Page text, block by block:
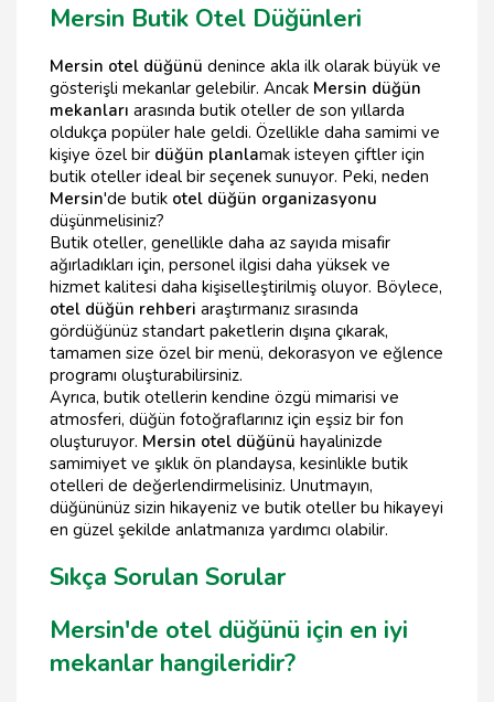
Mersin Butik Otel Düğünleri
Mersin otel düğünü denince akla ilk olarak büyük ve
gösterişli mekanlar gelebilir. Ancak Mersin düğün
mekanları arasında butik oteller de son yıllarda
oldukça popüler hale geldi. Özellikle daha samimi ve
kişiye özel bir düğün planlamak isteyen çiftler için
butik oteller ideal bir seçenek sunuyor. Peki, neden
Mersin'de butik otel düğün organizasyonu
düşünmelisiniz?
Butik oteller, genellikle daha az sayıda misafir
ağırladıkları için, personel ilgisi daha yüksek ve
hizmet kalitesi daha kişiselleştirilmiş oluyor. Böylece,
otel düğün rehberi araştırmanız sırasında
gördüğünüz standart paketlerin dışına çıkarak,
tamamen size özel bir menü, dekorasyon ve eğlence
programı oluşturabilirsiniz.
Ayrıca, butik otellerin kendine özgü mimarisi ve
atmosferi, düğün fotoğraflarınız için eşsiz bir fon
oluşturuyor. Mersin otel düğünü hayalinizde
samimiyet ve şıklık ön plandaysa, kesinlikle butik
otelleri de değerlendirmelisiniz. Unutmayın,
düğününüz sizin hikayeniz ve butik oteller bu hikayeyi
en güzel şekilde anlatmanıza yardımcı olabilir.
Sıkça Sorulan Sorular
Mersin'de otel düğünü için en iyi
mekanlar hangileridir?